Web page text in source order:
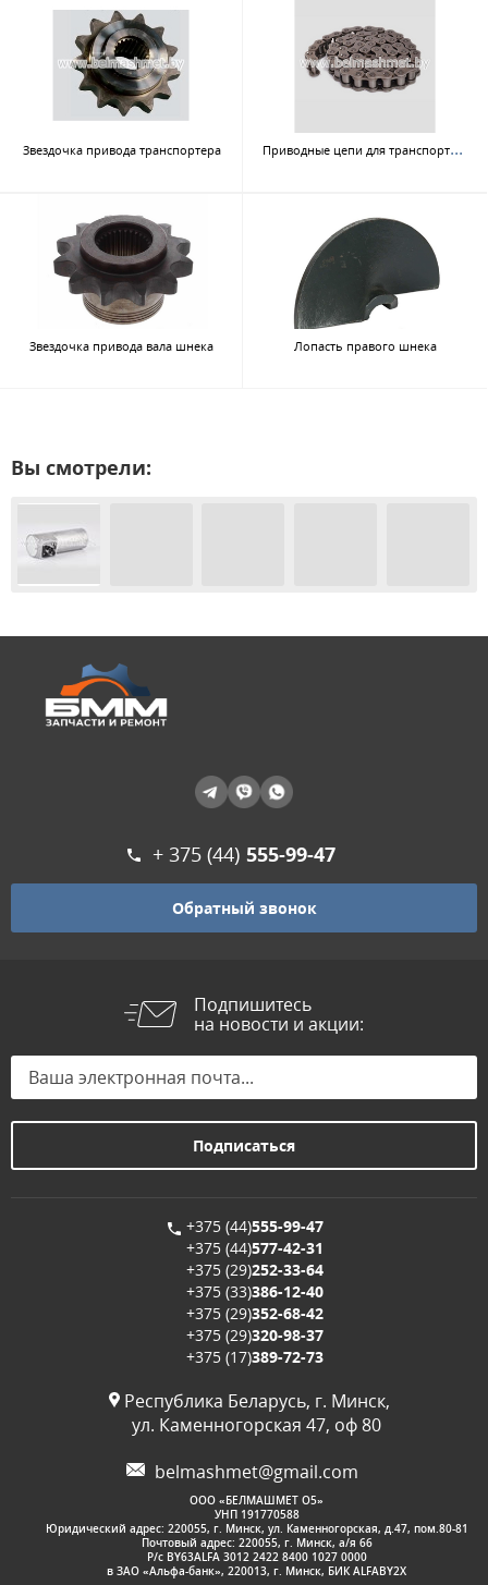
Звездочка привода транспортера При
водные цепи для транспортера
Звездочка привода вала шнека Лопасть правого шнека
Вы смотрели:
+ 375 (44) 555-99-47
Обратный звонок
Подпишитесь
на новости и акции:
+375 (44)555-99-47
+375 (44)577-42-31
+375 (29)252-33-64
+375 (33)386-12-40
+375 (29)352-68-42
+375 (29)320-98-37
+375 (17)389-72-73
Республика Беларусь, г. Минск,
ул. Каменногорская 47, оф 80
belmashmet@gmail.com
OOО «БЕЛМАШМЕТ О5»
УНП 191770588
Юридический адрес: 220055, г. Минск, ул. Каменногорская, д.47, пом.80-81
Почтовый адрес: 220055, г. Минск, а/я 66
Р/с BY63ALFA 3012 2422 8400 1027 0000
в ЗАО «Альфа-банк», 220013, г. Минск, БИК ALFABY2X